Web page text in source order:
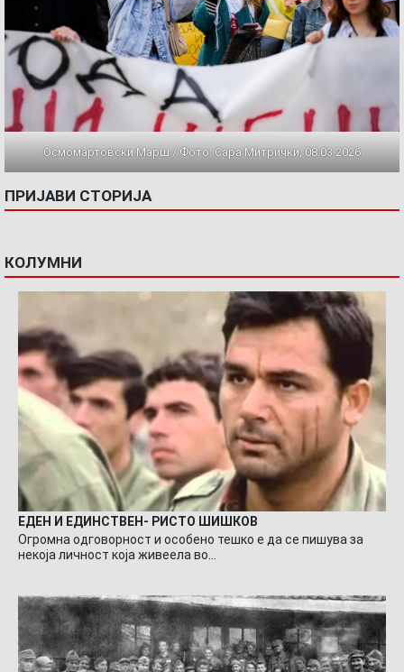
Осмомартовски Марш / Фото: Сара Митрички, 08.03.2026
ПРИЈАВИ СТОРИЈА
КОЛУМНИ
ЕДЕН И ЕДИНСТВЕН- РИСТО ШИШКОВ
Огромна одговорност и особено тешко е да се пишува за
некоја личност која живеела во…